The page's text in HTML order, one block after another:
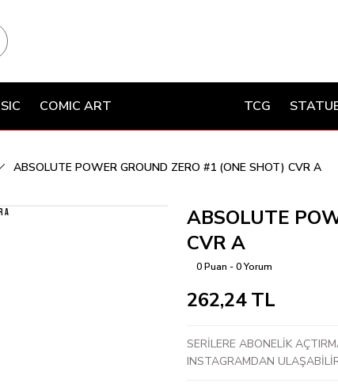
COMIC ART TCG
ABSOLUTE POWER GROUND ZERO #1 (ONE SHOT) CVR A
ABSOLUTE
CVR A
0 Puan - 0 Yorum
262,24 TL
SERİLERE ABONELİK
INSTAGRAMDAN